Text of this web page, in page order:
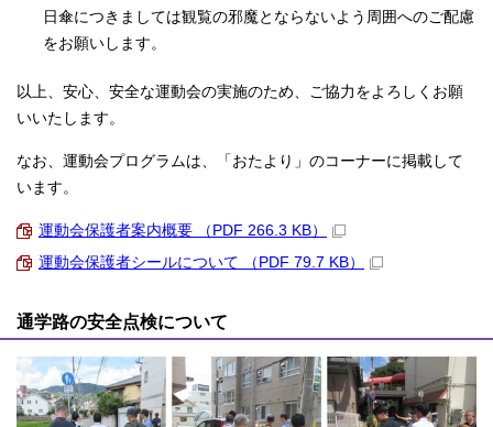
日傘につきましては観覧の邪魔とならないよう周囲へのご配慮
をお願いします。
以上、安心、安全な運動会の実施のため、ご協力をよろしくお願
いいたします。
なお、運動会プログラムは、「おたより」のコーナーに掲載して
います。
運動会保護者案内概要 （PDF 266.3 KB）
運動会保護者シールについて （PDF 79.7 KB）
通学路の安全点検について